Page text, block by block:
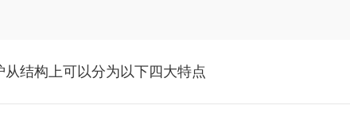
从结构上可以分为以下四大特点